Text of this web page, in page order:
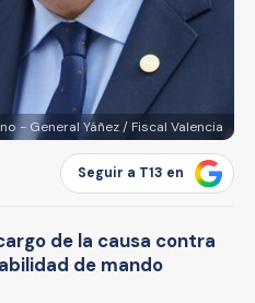
- General Yáñez / Fiscal Valencia
Seguir a T13 en
de la causa contra
de mando